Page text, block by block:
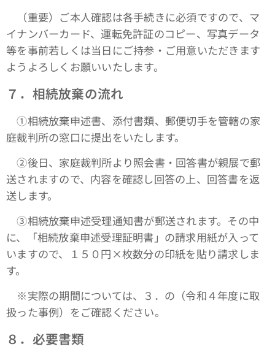
（重要）ご本人確認は各手続きに必須ですので、マ
イナンバーカード、運転免許証のコピー、写真データ
等を事前若しくは当日にご持参・ご用意いただきます
ようよろしくお願いいたします。
７．相続放棄の流れ
①相続放棄申述書、添付書類、郵便切手を管轄の家
庭裁判所の窓口に提出をいたします。
➁後日、家庭裁判所より照会書・回答書が親展で郵
送されますので、内容を確認し回答の上、回答書を返
送します。
③相続放棄申述受理通知書が郵送されます。その中
に、「相続放棄申述受理証明書」の請求用紙が入って
いますので、１５０円×枚数分の印紙を貼り請求しま
す。
※実際の期間については、３．の（令和４年度に取
扱った事例）をご確認ください。
８．必要書類